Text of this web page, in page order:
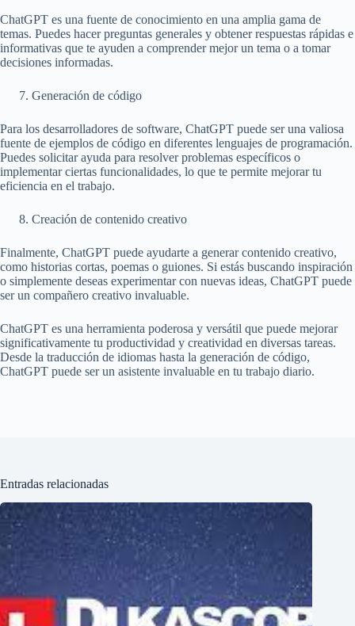
ChatGPT es una fuente de conocimiento en una amplia gama de
temas. Puedes hacer preguntas generales y obtener respuestas rápidas e
informativas que te ayuden a comprender mejor un tema o a tomar
decisiones informadas.
Generación de código
Para los desarrolladores de software, ChatGPT puede ser una valiosa
fuente de ejemplos de código en diferentes lenguajes de programación.
Puedes solicitar ayuda para resolver problemas específicos o
implementar ciertas funcionalidades, lo que te permite mejorar tu
eficiencia en el trabajo.
Creación de contenido creativo
Finalmente, ChatGPT puede ayudarte a generar contenido creativo,
como historias cortas, poemas o guiones. Si estás buscando inspiración
o simplemente deseas experimentar con nuevas ideas, ChatGPT puede
ser un compañero creativo invaluable.
ChatGPT es una herramienta poderosa y versátil que puede mejorar
significativamente tu productividad y creatividad en diversas tareas.
Desde la traducción de idiomas hasta la generación de código,
ChatGPT puede ser un asistente invaluable en tu trabajo diario.
Entradas relacionadas